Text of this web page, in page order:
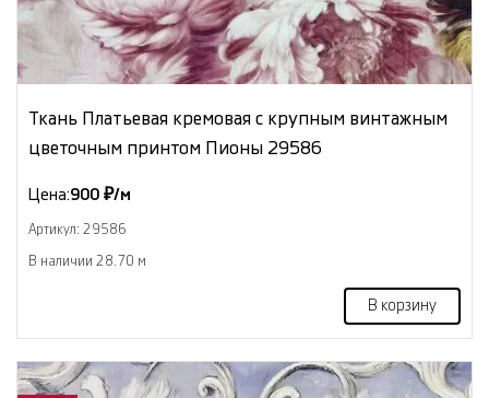
Ткань Платьевая кремовая с крупным винтажным
цветочным принтом Пионы 29586
Цена:900 ₽/м
Артикул: 29586
В наличии 28.70 м
В корзину